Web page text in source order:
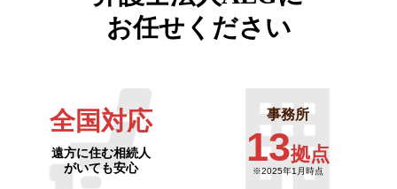
お任せください
全国対応
遠方に住む相続人
がいても安心
事務所
13拠点
※2025年1月時点